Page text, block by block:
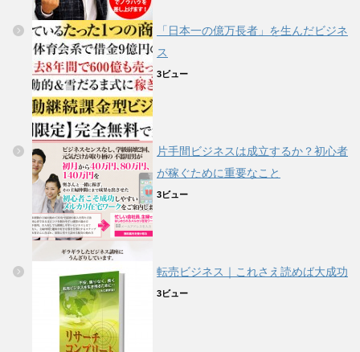
「日本一の億万長者」を生んだビジネ
ス
3ビュー
片手間ビジネスは成立するか？初心者
が稼ぐために重要なこと
3ビュー
転売ビジネス｜これさえ読めば大成功
3ビュー